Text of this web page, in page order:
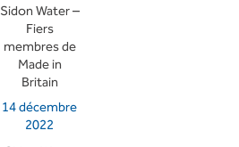
Sidon Water –
Fiers
membres de
Made in
Britain
14 décembre
2022